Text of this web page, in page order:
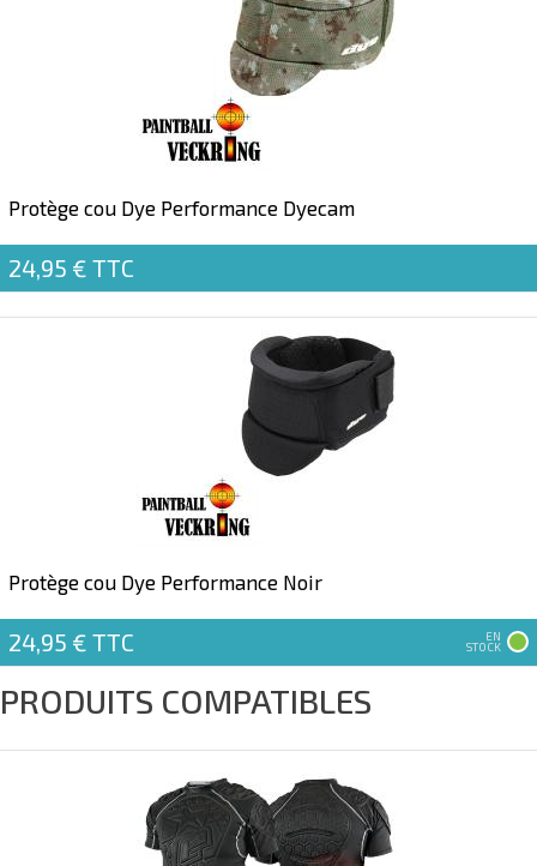
Protège cou Dye Performance Dyecam
24,95 € TTC
Protège cou Dye Performance Noir
24,95 € TTC EN
STOCK
PRODUITS COMPATIBLES